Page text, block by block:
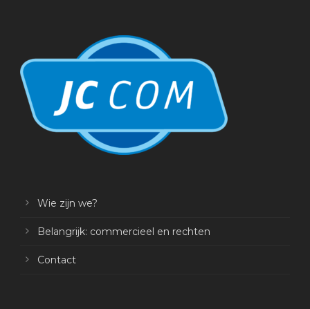
Wie zijn we?
Belangrijk: commercieel en rechten
Contact